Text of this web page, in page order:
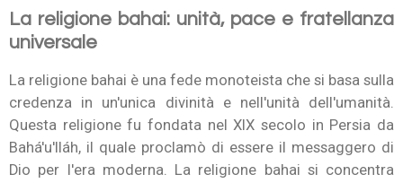
La religione bahai: unità, pace e fratellanza
universale
La religione bahai è una fede monoteista che si basa sulla
credenza in un'unica divinità e nell'unità dell'umanità.
Questa religione fu fondata nel XIX secolo in Persia da
Bahá'u'lláh, il quale proclamò di essere il messaggero di
Dio per l'era moderna. La religione bahai si concentra